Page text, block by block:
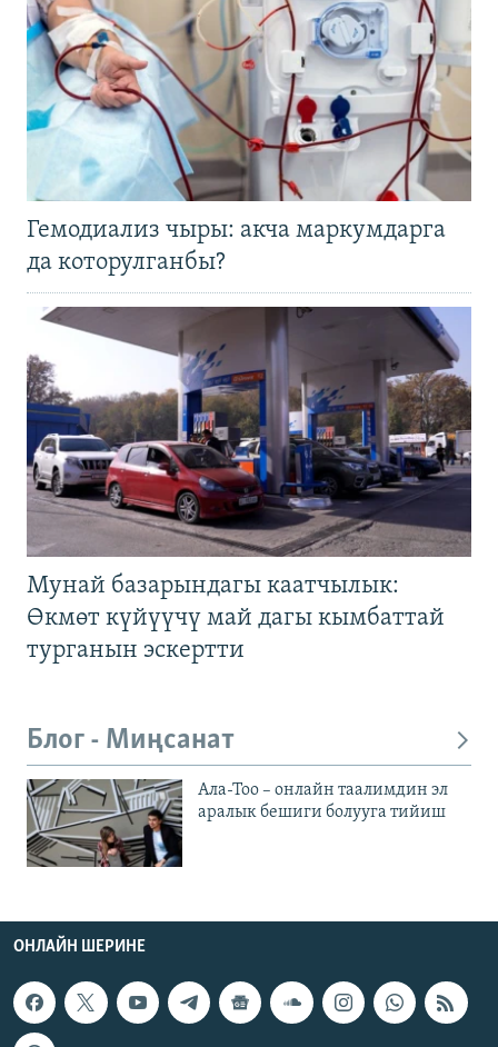
Гемодиализ чыры: акча маркумдарга
да которулганбы?
Мунай базарындагы каатчылык:
Өкмөт күйүүчү май дагы кымбаттай
турганын эскертти
Блог - Миңсанат
Ала-Тоо – онлайн таалимдин эл
аралык бешиги болууга тийиш
ОНЛАЙН ШЕРИНЕ